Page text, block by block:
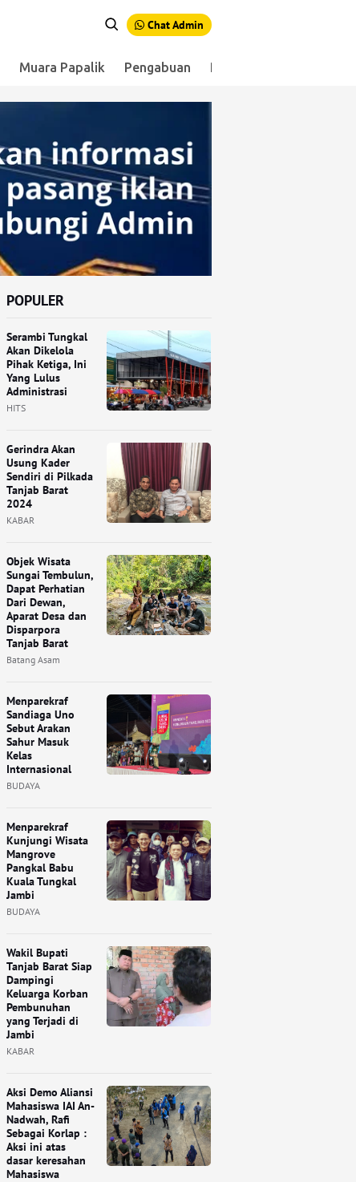
Chat Admin
Muara Papalik Pengabuan Renah Mendaluh
POPULER
Serambi Tungkal
Akan Dikelola
Pihak Ketiga, Ini
Yang Lulus
Administrasi
HITS
Gerindra Akan
Usung Kader
Sendiri di Pilkada
Tanjab Barat
2024
KABAR
Objek Wisata
Sungai Tembulun,
Dapat Perhatian
Dari Dewan,
Aparat Desa dan
Disparpora
Tanjab Barat
Batang Asam
Menparekraf
Sandiaga Uno
Sebut Arakan
Sahur Masuk
Kelas
Internasional
BUDAYA
Menparekraf
Kunjungi Wisata
Mangrove
Pangkal Babu
Kuala Tungkal
Jambi
BUDAYA
Wakil Bupati
Tanjab Barat Siap
Dampingi
Keluarga Korban
Pembunuhan
yang Terjadi di
Jambi
KABAR
Aksi Demo Aliansi
Mahasiswa IAI An-
Nadwah, Rafi
Sebagai Korlap :
Aksi ini atas
dasar keresahan
Mahasiswa